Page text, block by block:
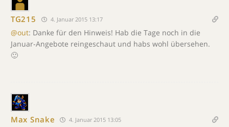
TG215 4. Januar 2015 13:17
@out: Danke für den Hinweis! Hab die Tage noch in die
Januar-Angebote reingeschaut und habs wohl übersehen.
🙂
Max Snake 4. Januar 2015 13:05